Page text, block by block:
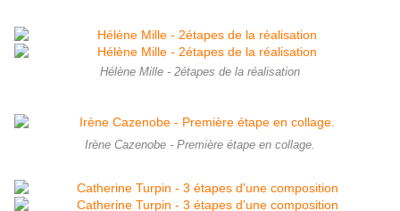
Hélène Mille - 2étapes de la réalisation
Irène Cazenobe - Première étape en collage.